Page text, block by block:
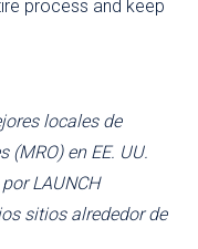
process and keep
locales de
(MRO) en EE. UU.
LAUNCH
sitios alrededor de